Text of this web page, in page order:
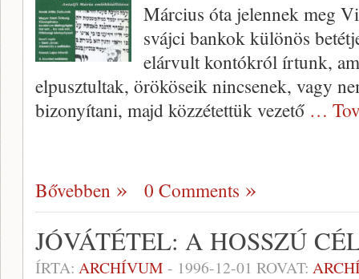
Március óta jelennek meg
svájci bankok különös
elárvult kontókról írtunk,
elpusztul­tak, örököseik nincsenek, vagy
bizonyítani, majd közzétettük vezető …
Bővebben 0 Comments
JÓVÁTÉTEL: A HOSSZÚ
ÍRTA: ARCHÍVUM - 1996-12-01 ROVAT: